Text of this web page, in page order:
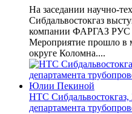
На заседании научно-
Сибдальвостокгаз
компании ФАРГАЗ РУС
Мероприятие прошло в
округе Коломна....
НТС
департамента